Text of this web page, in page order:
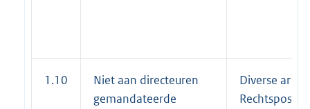
1.10
Niet aan directeuren
gemandateerde
Diverse